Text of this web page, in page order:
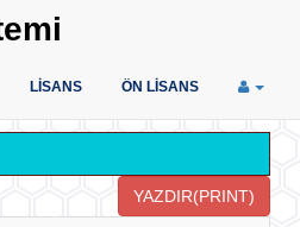
LİSANS ÖN LİSANS